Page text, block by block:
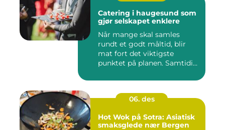
Catering i haugesund som
gjør selskapet enklere
Når mange skal samles
rundt et godt måltid, blir
mat fort det viktigste
punktet på planen. Samtidig
06. des
Hot Wok på Sotra: Asiatisk
smaksglede nær Bergen